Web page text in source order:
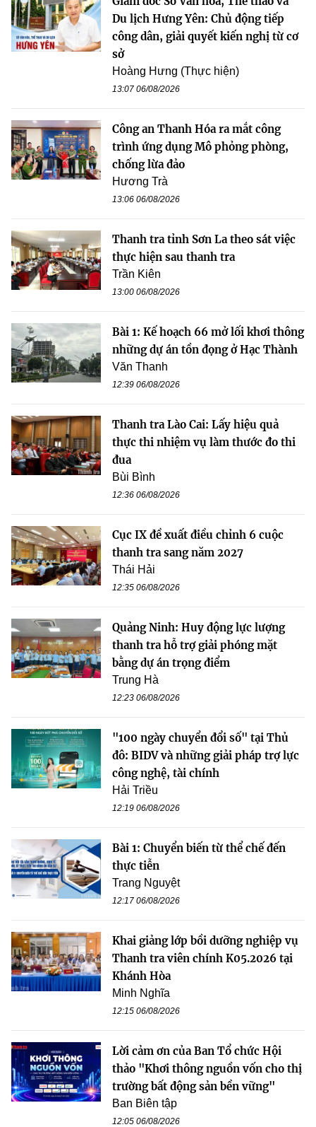
Du lịch Hưng Yên: Chủ động tiếp
công dân, giải quyết kiến nghị từ cơ
sở
Hoàng Hưng (Thực hiện)
13:07 06/08/2026
Công an Thanh Hóa ra mắt công
trình ứng dụng Mô phỏng phòng,
chống lừa đảo
Hương Trà
13:06 06/08/2026
Thanh tra tỉnh Sơn La theo sát việc
thực hiện sau thanh tra
Trần Kiên
13:00 06/08/2026
Bài 1: Kế hoạch 66 mở lối khơi thông
những dự án tồn đọng ở Hạc Thành
Văn Thanh
12:39 06/08/2026
Thanh tra Lào Cai: Lấy hiệu quả
thực thi nhiệm vụ làm thước đo thi
đua
Bùi Bình
12:36 06/08/2026
Cục IX đề xuất điều chỉnh 6 cuộc
thanh tra sang năm 2027
Thái Hải
12:35 06/08/2026
Quảng Ninh: Huy động lực lượng
thanh tra hỗ trợ giải phóng mặt
bằng dự án trọng điểm
Trung Hà
12:23 06/08/2026
"100 ngày chuyển đổi số" tại Thủ
đô: BIDV và những giải pháp trợ lực
công nghệ, tài chính
Hải Triều
12:19 06/08/2026
Bài 1: Chuyển biến từ thể chế đến
thực tiễn
Trang Nguyệt
12:17 06/08/2026
Khai giảng lớp bồi dưỡng nghiệp vụ
Thanh tra viên chính K05.2026 tại
Khánh Hòa
Minh Nghĩa
12:15 06/08/2026
Lời cảm ơn của Ban Tổ chức Hội
thảo "Khơi thông nguồn vốn cho thị
trường bất động sản bền vững"
Ban Biên tập
12:05 06/08/2026